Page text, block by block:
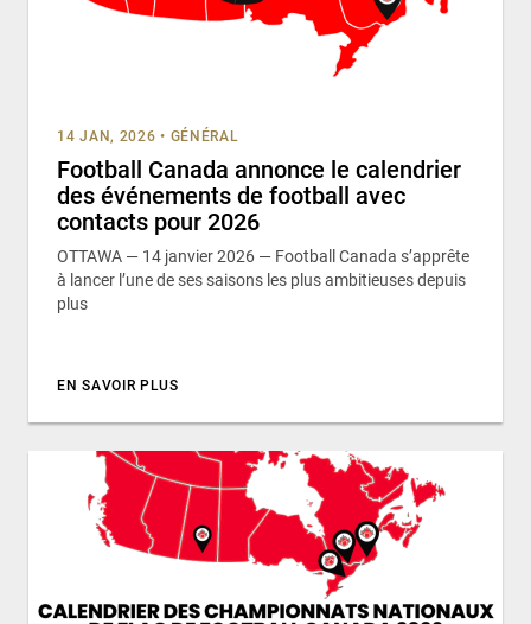
14 JAN, 2026 • GÉNÉRAL
Football Canada annonce le calendrier
des événements de football avec
contacts pour 2026
OTTAWA — 14 janvier 2026 — Football Canada s’apprête
à lancer l’une de ses saisons les plus ambitieuses depuis
plus
EN SAVOIR PLUS